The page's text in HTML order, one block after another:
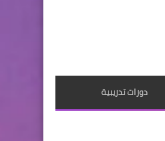
دورات تدريبية